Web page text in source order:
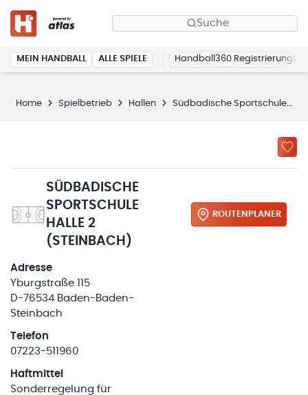
Suche
MEIN HANDBALL ALLE SPIELE Handball360 Registrierung
Home Spielbetrieb Hallen Südbadische Sportschule Halle 2
SÜDBADISCHE
SPORTSCHULE
HALLE 2
(STEINBACH)
ROUTENPLANER
Adresse
Yburgstraße 115
D-76534 Baden-Baden-
Steinbach
Telefon
07223-511960
Haftmittel
Sonderregelung für